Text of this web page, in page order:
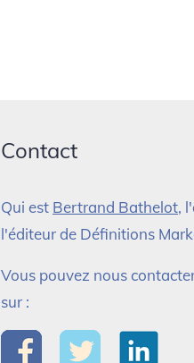
Contact
Qui est Bertrand Bathelot,
l'éditeur de Définitions
Vous pouvez nous
sur :